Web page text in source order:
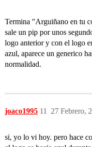
Termina "Arguiñano en tu
sale un pip por unos
logo anterior y con el logo
azul, aparece un generico
normalidad.
joaco1995 27 Febrero,
11
si, yo lo vi hoy. pero hace